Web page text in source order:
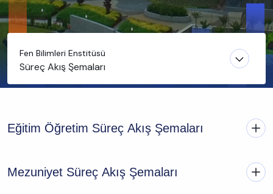
Fen Bilimleri Enstitüsü
Süreç Akış Şemaları
Eğitim Öğretim Süreç Akış Şemaları
Mezuniyet Süreç Akış Şemaları